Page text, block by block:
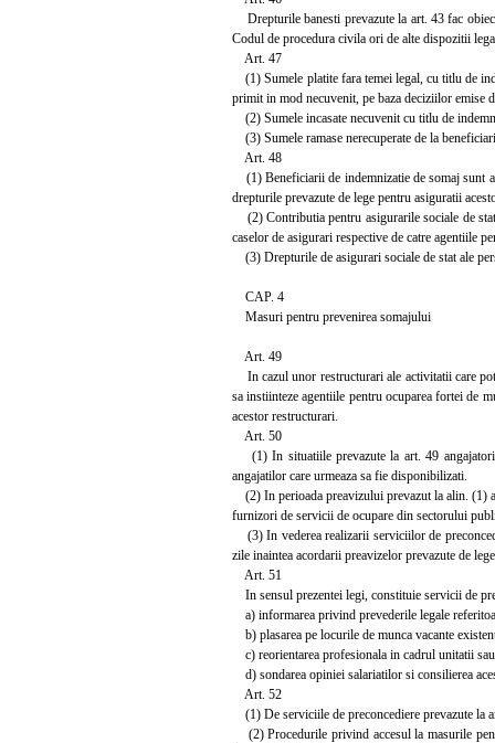
Drepturile banesti prevazute la art. 43 fac
Codul de procedura civila ori de alte dispozitii
Art. 47
(1) Sumele platite fara temei legal, cu titlu de
primit in mod necuvenit, pe baza deciziilor emise
(2) Sumele incasate necuvenit cu titlu de
(3) Sumele ramase nerecuperate de la
Art. 48
(1) Beneficiarii de indemnizatie de somaj sunt
drepturile prevazute de lege pentru asiguratii
(2) Contributia pentru asigurarile sociale de
caselor de asigurari respective de catre agentiile
(3) Drepturile de asigurari sociale de stat ale
CAP. 4
Masuri pentru prevenirea somajului
Art. 49
In cazul unor restructurari ale activitatii care
sa instiinteze agentiile pentru ocuparea fortei de
acestor restructurari.
Art. 50
(1) In situatiile prevazute la art. 49
angajatilor care urmeaza sa fie disponibilizati.
(2) In perioada preavizului prevazut la alin. (1)
furnizori de servicii de ocupare din sectorului
(3) In vederea realizarii serviciilor de
zile inaintea acordarii preavizelor prevazute de
Art. 51
In sensul prezentei legi, constituie servicii de
a) informarea privind prevederile legale
b) plasarea pe locurile de munca vacante
c) reorientarea profesionala in cadrul unitatii
d) sondarea opiniei salariatilor si consilierea
Art. 52
(1) De serviciile de preconcediere prevazute la
(2) Procedurile privind accesul la masurile